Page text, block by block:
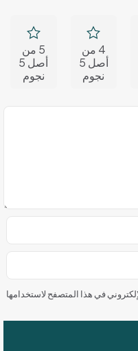
4 من
أصل 5
نجوم
5 من
أصل 5
نجوم
في هذا المتصفح لاستخدامها